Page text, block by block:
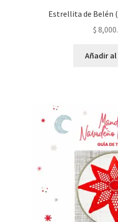
Estrellita de Belén
$
Añadir